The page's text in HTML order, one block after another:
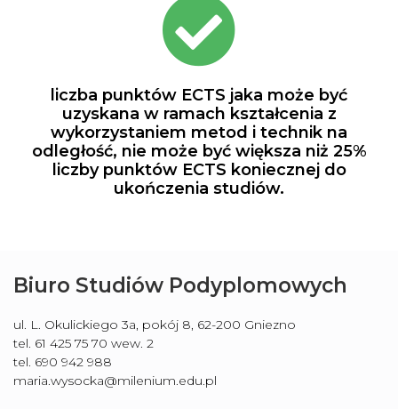
liczba punktów ECTS jaka może być
uzyskana w ramach kształcenia z
wykorzystaniem metod i technik na
odległość, nie może być większa niż 25%
liczby punktów ECTS koniecznej do
ukończenia studiów.
Biuro Studiów Podyplomowych
ul. L. Okulickiego 3a, pokój 8, 62-200 Gniezno
tel. 61 425 75 70 wew. 2
tel. 690 942 988
maria.wysocka@milenium.edu.pl